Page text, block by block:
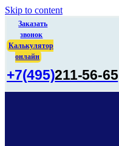
Skip to content
Заказать
звонок
Калькулятор
онлайн
+7(495)211-56-65